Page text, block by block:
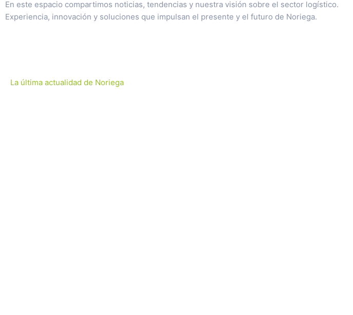
En este espacio compartimos noticias, tendencias y nuestra visión sobre el sector logístico.
Experiencia, innovación y soluciones que impulsan el presente y el futuro de Noriega.
La última actualidad de Noriega